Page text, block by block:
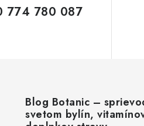
774 780 087
Blog Botanic –
svetom bylín,